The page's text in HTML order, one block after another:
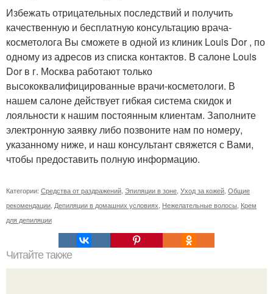
Избежать отрицательных последствий и получить
качественную и бесплатную консультацию врача-
косметолога Вы сможете в одной из клиник Louis Dor , по
одному из адресов из списка контактов. В салоне Louis
Dor в г. Москва работают только
высококвалифицированные врачи-косметологи. В
нашем салоне действует гибкая система скидок и
лояльности к нашим постоянным клиентам. Заполните
электронную заявку либо позвоните нам по номеру,
указанному ниже, и наш консультант свяжется с Вами,
чтобы предоставить полную информацию.
Категории: Средства от раздражений, Эпиляции в зоне, Уход за кожей, Общие
рекомендации, Депиляции в домашних условиях, Нежелательные волосы, Крем
для депиляции
Читайте также